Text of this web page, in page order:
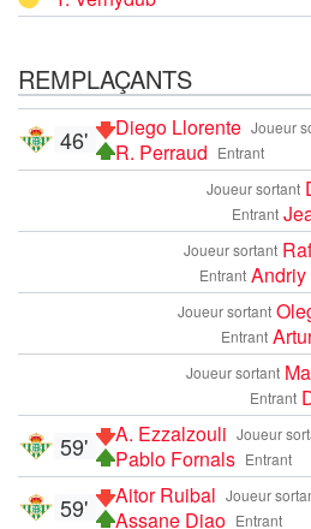
REMPLAÇANTS
Joueur
Diego Llorente
Entrant
R. Perraud
46'
Joueur sortant
Entrant
Joueur sortant
Entrant
Joueur sortant
Entrant
Joueur sortant
Entrant
Joueur
A. Ezzalzouli
Entrant
Pablo Fornals
59'
Joueur
Aitor Ruibal
Entrant
Assane Diao
59'